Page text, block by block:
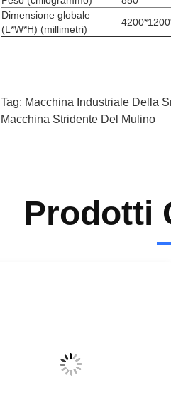
Dimensione globale
(L*W*H) (millimetri)
Tag: Macchina Industriale Della
Macchina Stridente Del Mulino
Prodotti